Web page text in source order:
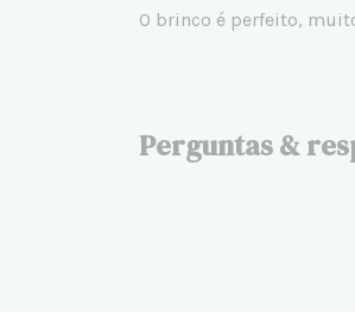
O brinco é perfeito,
Perguntas &